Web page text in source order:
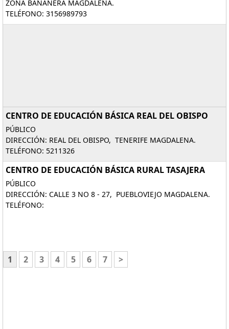
ZONA BANANERA MAGDALENA.
TELÉFONO: 3156989793
CENTRO DE EDUCACIÓN BÁSICA REAL DEL OBISPO
PÚBLICO
DIRECCIÓN: REAL DEL OBISPO, TENERIFE MAGDALENA.
TELÉFONO: 5211326
CENTRO DE EDUCACIÓN BÁSICA RURAL TASAJERA
PÚBLICO
DIRECCIÓN: CALLE 3 NO 8 - 27, PUEBLOVIEJO MAGDALENA.
TELÉFONO:
1 2 3 4 5 6 7 >